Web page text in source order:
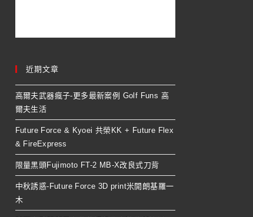
近期文章
高爾夫武器瘋子-更多最新案例 Golf Funs 高
爾夫生活
Future Force & Kyoei 共榮KK + Future Flex
& FireExpress
限量黑頭Fujimoto FT-2 MB-X改良式刀背
中秋誘惑-Future Force 3D print米開朗基羅一
木